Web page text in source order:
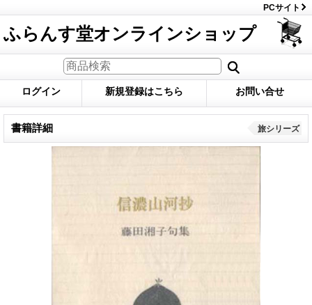
PCサイト
ふらんす堂オンラインショップ
ログイン 新規登録はこちら お問い合せ
書籍詳細 旅シリーズ